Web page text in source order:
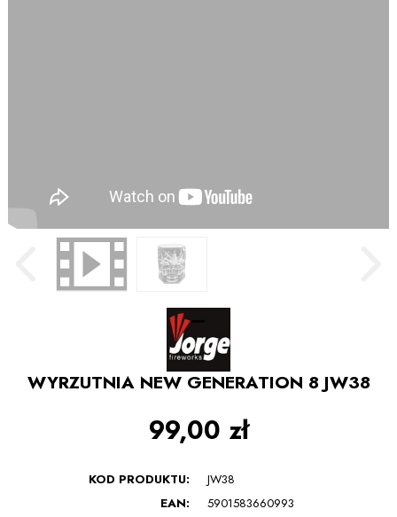
WYRZUTNIA NEW GENERATION 8 JW38
99,00 zł
KOD PRODUKTU:
JW38
EAN:
5901583660993